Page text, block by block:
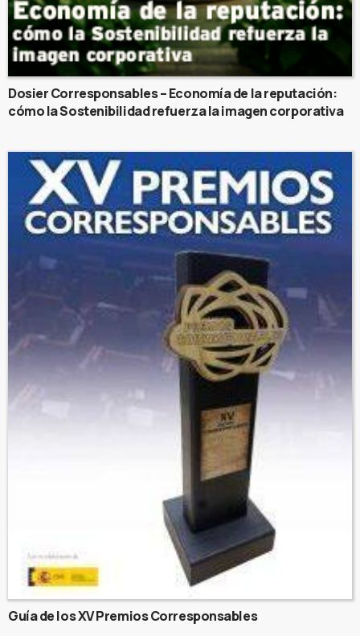
Dosier Corresponsables – Economía de la reputación:
cómo la Sostenibilidad refuerza la imagen corporativa
Guía de los XV Premios Corresponsables